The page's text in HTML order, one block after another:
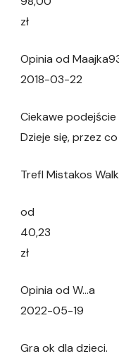
zł
Opinia od
2018-03-22
Ciekawe
Dzieje się, przez
Trefl Mistakos
od
40,23
zł
Opinia od W…a
2022-05-19
Gra ok dla dzieci.